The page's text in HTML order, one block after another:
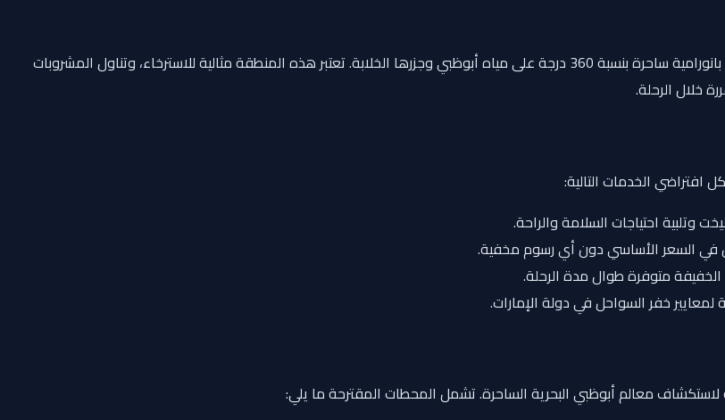
منطقة جلوس واسعة ومفتوحة تمنحك إطلالة بانورامية ساحرة بنسبة 360 درجة على مياه أبوظبي وجزرها الخلابة. تعتبر هذه المنطقة مثالية للاسترخاء، وتناول المشروبات
خلال الرحلة.
افتراضي الخدمات التالية:
وتلبية احتياجات السلامة والراحة.
في السعر الأساسي دون أي رسوم مخفية.
متوفرة طوال مدة الرحلة.
خفر السواحل في دولة الإمارات.
لاستكشاف معالم أبوظبي البحرية الساحرة. تشمل المحطات المقترحة ما يلي: